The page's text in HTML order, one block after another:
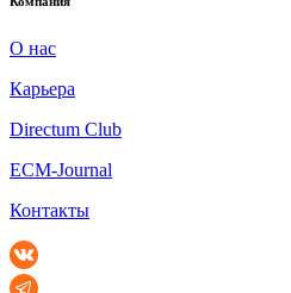
О нас
Карьера
Directum Club
ECM-Journal
Контакты